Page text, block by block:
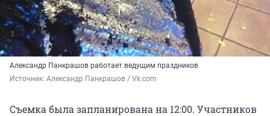
Александр Панкрашов работает ведущим праздников
Источник: Александр Панкрашов / Vk.com
Съемка была запланирована на 12:00. Участников